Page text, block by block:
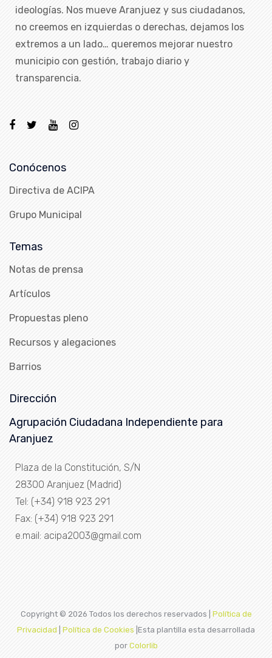
ideologías. Nos mueve Aranjuez y sus ciudadanos,
no creemos en izquierdas o derechas, dejamos los
extremos a un lado… queremos mejorar nuestro
municipio con gestión, trabajo diario y
transparencia.
Conócenos
Directiva de ACIPA
Grupo Municipal
Temas
Notas de prensa
Artículos
Propuestas pleno
Recursos y alegaciones
Barrios
Dirección
Agrupación Ciudadana Independiente para
Aranjuez
Plaza de la Constitución, S/N
28300 Aranjuez (Madrid)
Tel: (+34) 918 923 291
Fax: (+34) 918 923 291
e.mail: acipa2003@gmail.com
Copyright © 2026 Todos los derechos reservados | Política de
Privacidad
Política de Cookies |Esta plantilla esta desarrollada
por Colorlib